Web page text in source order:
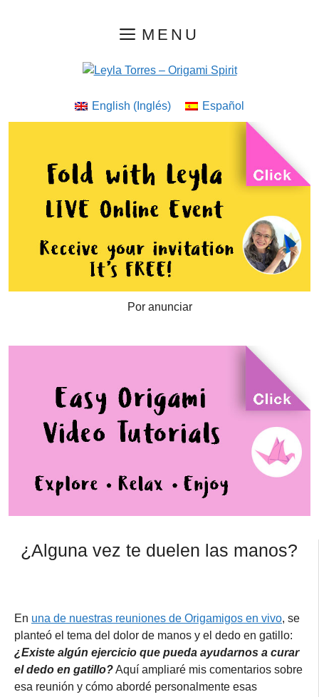
MENU
English ( Inglés) Español
Por anunciar
¿Alguna vez te duelen las manos?
En una de nuestras reuniones de Origamigos en vivo, se
planteó el tema del dolor de manos y el dedo en gatillo:
¿Existe algún ejercicio que pueda ayudarnos a curar
el dedo en gatillo?Aquí ampliaré mis comentarios sobre
esa reunión y cómo abordé personalmente esas